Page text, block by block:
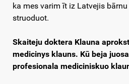
ka mes varim īt iz Latvejis
struoduot.
Skaiteju doktera Klauna
medicinys klauns. Kū beja
profesionala mediciniskuo